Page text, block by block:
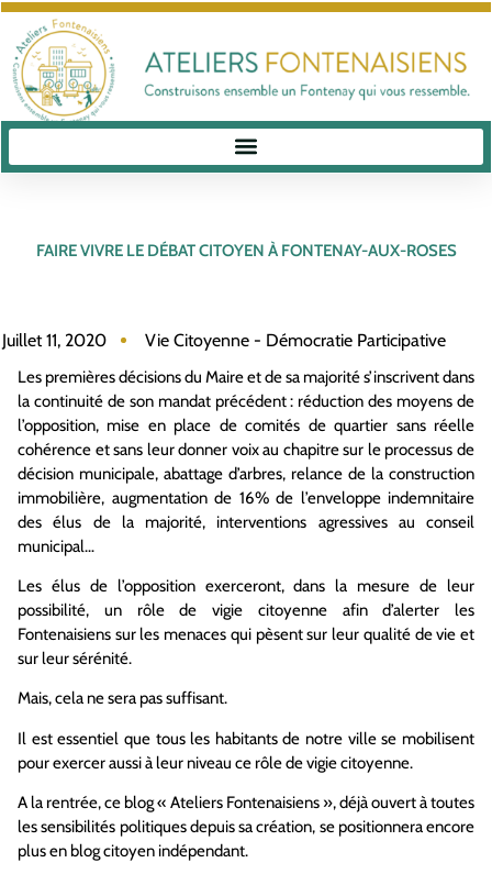
FAIRE VIVRE LE DÉBAT CITOYEN À FONTENAY-AUX-ROSES
Juillet 11, 2020 Vie Citoyenne - Démocratie Participative
Les premières décisions du Maire et de sa majorité s’inscrivent dans
la continuité de son mandat précédent : réduction des moyens de
l’opposition, mise en place de comités de quartier sans réelle
cohérence et sans leur donner voix au chapitre sur le processus de
décision municipale, abattage d’arbres, relance de la construction
immobilière, augmentation de 16% de l’enveloppe indemnitaire
des élus de la majorité, interventions agressives au conseil
municipal…
Les élus de l’opposition exerceront, dans la mesure de leur
possibilité, un rôle de vigie citoyenne afin d’alerter les
Fontenaisiens sur les menaces qui pèsent sur leur qualité de vie et
sur leur sérénité.
Mais, cela ne sera pas suffisant.
Il est essentiel que tous les habitants de notre ville se mobilisent
pour exercer aussi à leur niveau ce rôle de vigie citoyenne.
A la rentrée, ce blog « Ateliers Fontenaisiens », déjà ouvert à toutes
les sensibilités politiques depuis sa création, se positionnera encore
plus en blog citoyen indépendant.